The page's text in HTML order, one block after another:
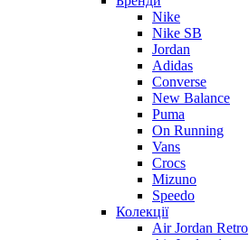
Nike
Nike SB
Jordan
Adidas
Converse
New Balance
Puma
On Running
Vans
Crocs
Mizuno
Speedo
Колекції
Air Jordan Retro